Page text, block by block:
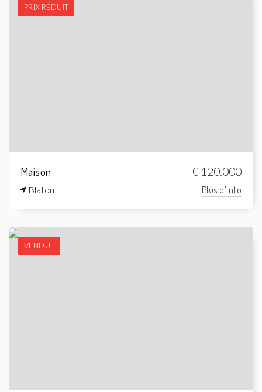
PRIX RÉDUIT
Maison € 120.000
Blaton Plus d'info
VENDUE